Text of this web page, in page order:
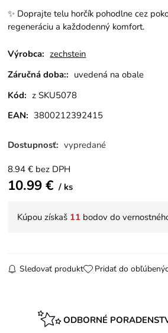
✨ Doprajte telu horčík pohodlne cez
regeneráciu a každodenný komfort.
Výrobca: zechstein
Záručná doba:: uvedená na obale
Kód: z SKU5078
EAN: 3800212392415
Dostupnosť: vypredané
8.94 € bez DPH
10.99€ ks
Kúpou získaš 11 bodov do
Sledovať produkt Pridať do
ODBORNÉ